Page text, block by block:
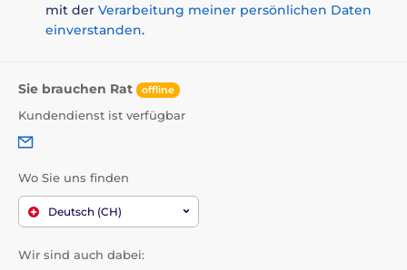
mit der Verarbeitung meiner persönlichen Daten
einverstanden.
Sie brauchen Rat offline
Kundendienst ist verfügbar
Wo Sie uns finden
Deutsch (CH)
Wir sind auch dabei: